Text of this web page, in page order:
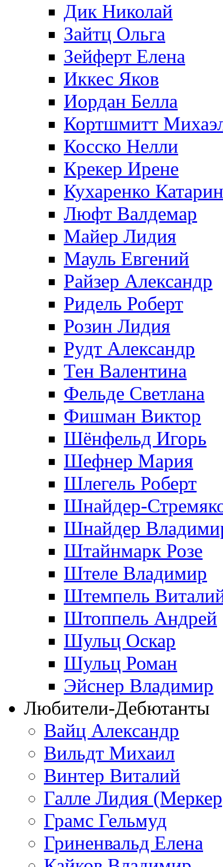
Дик Николай
Зайтц Ольга
Зейферт Елена
Иккес Яков
Иордан Белла
Кортшмитт
Косско Нелли
Крекер Ирене
Кухаренко
Люфт Валдемaр
Майер Лидия
Мауль Евгений
Райзер Александр
Ридель Роберт
Розин Лидия
Рудт Александр
Тен Валентина
Фельде Светлана
Фишман Виктор
Шёнфельд Игорь
Шефнер Мария
Шлегель Роберт
Шнайдер-
Шнайдер
Штайнмарк Розe
Штеле Владимир
Штемпель
Штоппель Андрей
Шульц Оскар
Шульц Роман
Эйснер Владимир
Любители-Дебютанты
Вайц Александр
Вильдт Михаил
Винтер Виталий
Галле Лидия
Грамс Гельмуд
Гриненвальд Елена